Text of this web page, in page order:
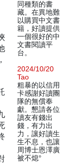
同種類的書
藏。在異地難
以購買中文書
籍，好讀提供
一個很好的中
文書閱讀平
台。
2024/10/20
Tao
粗暴的以信用
卡感謝好讀團
隊的無償奉
獻。懇請各位
讀友有錢出
錢，有力出
力，讓好讀生
生不息，也讓
周博士恩澤廣
被不熄°